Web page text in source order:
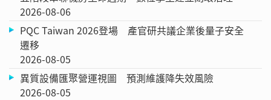
2026-08-06
PQC Taiwan 2026登場 產官研共議企業後量子安全
遷移
2026-08-05
異質設備匯聚營運視圖 預測維護降失效風險
2026-08-05